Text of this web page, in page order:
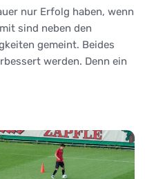
nur Erfolg haben, wenn
sind neben den
gemeint. Beides
werden. Denn ein